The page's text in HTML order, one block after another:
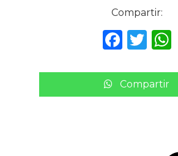
Compartir:
F
c
e
T
it
te
Compartir